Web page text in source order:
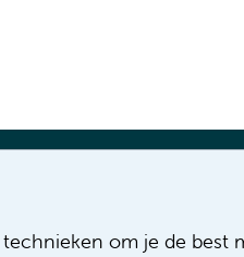
om je de best